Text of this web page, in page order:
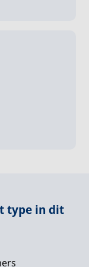
project?
type in dit